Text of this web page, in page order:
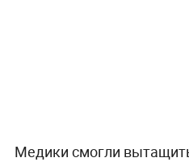
Медики смогли